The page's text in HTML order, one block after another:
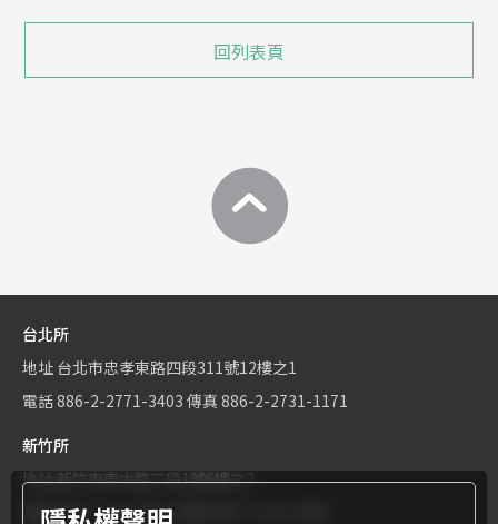
回列表頁
台北所
地址 台北市忠孝東路四段311號12樓之1
電話886-2-2771-3403 傳真 886-2-2731-1171
新竹所
地址新竹市東大路二段1號6樓之2
電話886-3-534-9161